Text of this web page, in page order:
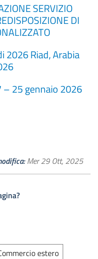
SERVIZIO
DI
2026 Riad, Arabia
– 25 gennaio 2026
Mer 29 Ott, 2025
estero